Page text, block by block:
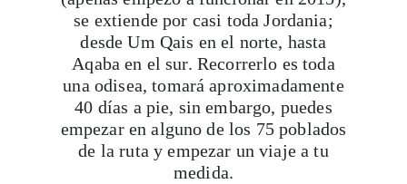
se extiende por casi toda Jordania;
desde Um Qais en el norte, hasta
Aqaba en el sur. Recorrerlo es toda
una odisea, tomará aproximadamente
40 días a pie, sin embargo, puedes
empezar en alguno de los 75 poblados
de la ruta y empezar un viaje a tu
medida.